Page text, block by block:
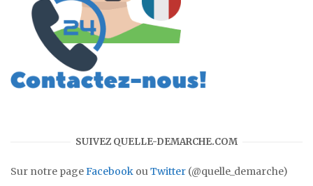
SUIVEZ QUELLE-DEMARCHE.COM
Sur notre pageFacebook ouTwitter (@quelle_demarche)